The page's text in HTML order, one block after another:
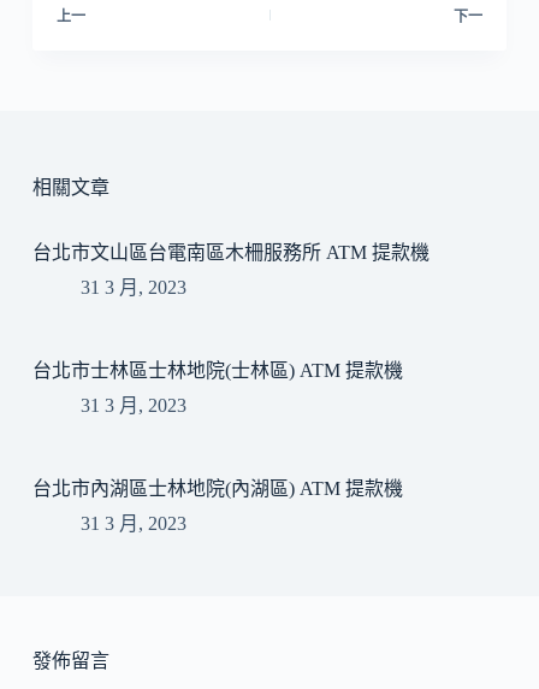
上一 下一
相關文章
台北市文山區台電南區木柵服務所 ATM 提款機
31 3 月, 2023
台北市士林區士林地院(士林區) ATM 提款機
31 3 月, 2023
台北市內湖區士林地院(內湖區) ATM 提款機
31 3 月, 2023
發佈留言